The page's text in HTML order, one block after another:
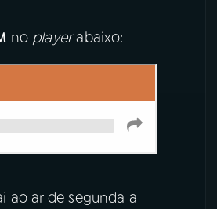
no playerabaixo:
ao ar de segunda a